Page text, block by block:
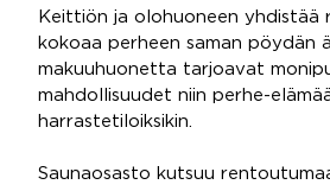
Keittiön ja olohuoneen yhdistää
kokoaa perheen saman pöydän
makuuhuonetta tarjoavat
mahdollisuudet niin perhe-
harrastetiloiksikin.
Saunaosasto kutsuu